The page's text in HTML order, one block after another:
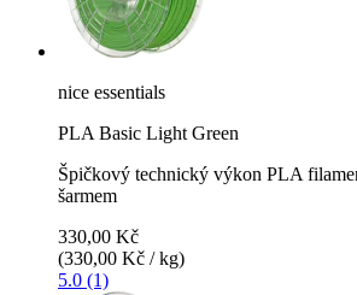
nice essentials
PLA Basic Light Green
Špičkový technický výkon PLA
šarmem
330,00 Kč
(330,00 Kč / kg)
5.0 (1)